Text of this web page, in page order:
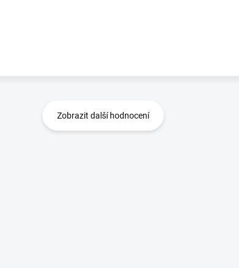
Zobrazit další hodnocení